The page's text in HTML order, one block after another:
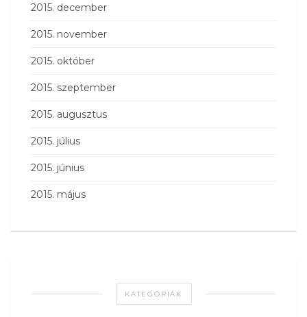
2015. december
2015. november
2015. október
2015. szeptember
2015. augusztus
2015. július
2015. június
2015. május
KATEGÓRIÁK